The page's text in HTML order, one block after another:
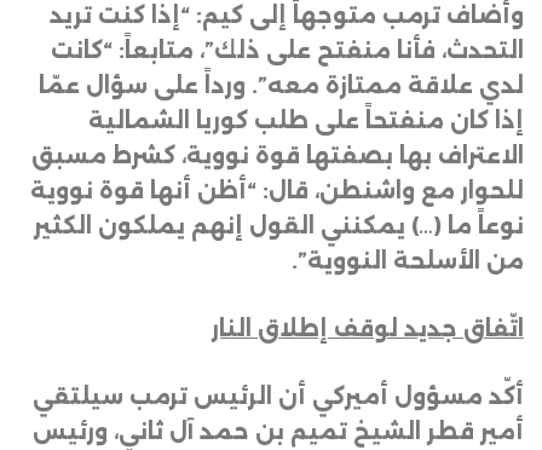
وأضاف ترمب متوجهاً إلى كيم: “إذا كنت تريد
التحدث، فأنا منفتح على ذلك”، متابعاً: “كانت
لدي علاقة ممتازة معه”. ورداً على سؤال عمّا
إذا كان منفتحاً على طلب كوريا الشمالية
الاعتراف بها بصفتها قوة نووية، كشرط مسبق
للحوار مع واشنطن، قال: “أظن أنها قوة نووية
نوعاً ما (…) يمكنني القول إنهم يملكون الكثير
من الأسلحة النووية”.
اتّفاق جديد لوقف إطلاق النار
أكّد مسؤول أميركي أن الرئيس ترمب سيلتقي
أمير قطر الشيخ تميم بن حمد آل ثاني، ورئيس